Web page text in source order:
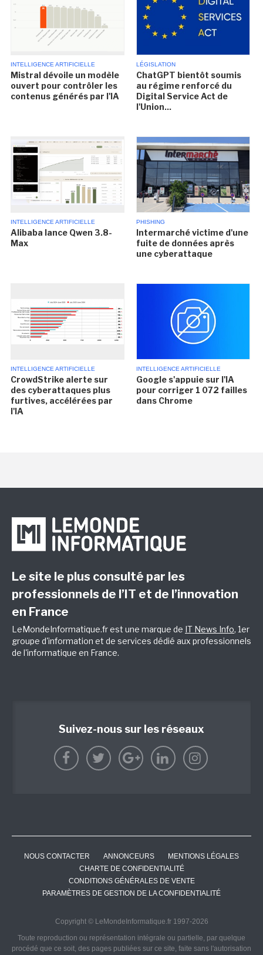
INTELLIGENCE ARTIFICIELLE
Mistral dévoile un modèle
ouvert pour contrôler les
contenus générés par l'IA
LÉGISLATION
ChatGPT bientôt soumis
au régime renforcé du
Digital Service Act de
l'Union...
INTELLIGENCE ARTIFICIELLE
Alibaba lance Qwen 3.8-
Max
PHISHING
Intermarché victime d'une
fuite de données après
une cyberattaque
INTELLIGENCE ARTIFICIELLE
CrowdStrike alerte sur
des cyberattaques plus
furtives, accélérées par
l'IA
INTELLIGENCE ARTIFICIELLE
Google s'appuie sur l'IA
pour corriger 1 072 failles
dans Chrome
Le site le plus consulté par les
professionnels de l’IT et de l’innovation
en France
LeMondeInformatique.fr est une marque de IT News Info, 1er
groupe d'information et de services dédié aux professionnels
de l'informatique en France.
Suivez-nous sur les réseaux
NOUS CONTACTER ANNONCEURS
MENTIONS LÉGALES
CHARTE DE CONFIDENTIALITÉ
CONDITIONS GÉNÉRALES DE VENTE
PARAMÈTRES DE GESTION DE LA CONFIDENTIALITÉ
Copyright © LeMondeInformatique.fr 1997-2026
Toute reproduction ou représentation intégrale ou partielle, par quelque
procédé que ce soit, des pages publiées sur ce site, faite sans l'autorisation